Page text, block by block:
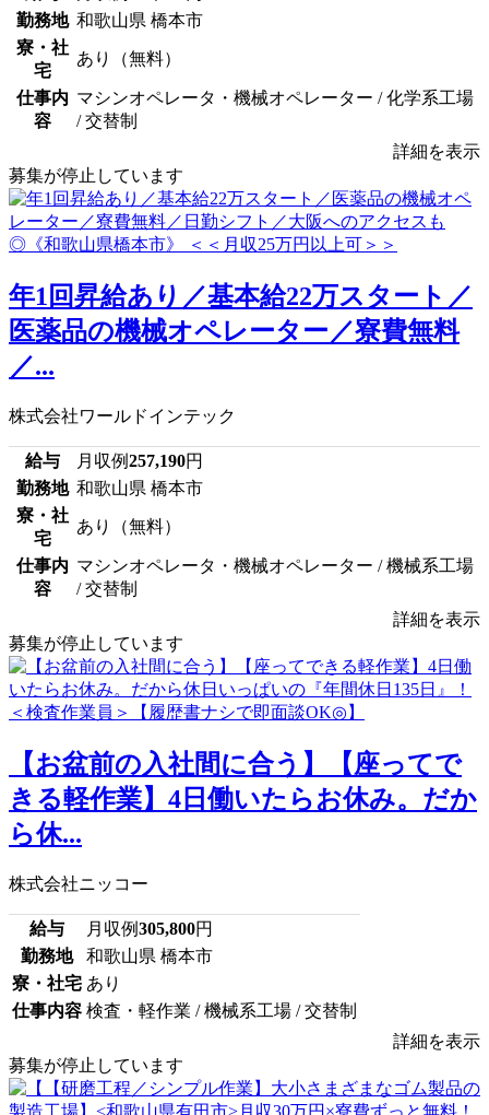
勤務地 和歌山県 橋本市
寮・社
宅
あり（無料）
仕事内
容
マシンオペレータ・機械オペレーター / 化学系工場
/ 交替制
詳細を表示
募集が停止しています
年1回昇給あり／基本給22万スタート／
医薬品の機械オペレーター／寮費無料
／...
株式会社ワールドインテック
給与 月収例257,190円
勤務地 和歌山県 橋本市
寮・社
宅
あり（無料）
仕事内
容
マシンオペレータ・機械オペレーター / 機械系工場
/ 交替制
詳細を表示
募集が停止しています
【お盆前の入社間に合う】【座ってで
きる軽作業】4日働いたらお休み。だか
ら休...
株式会社ニッコー
給与 月収例305,800円
勤務地
和歌山県 橋本市
寮・社宅 あり
仕事内容 検査・軽作業 / 機械系工場 / 交替制
詳細を表示
募集が停止しています